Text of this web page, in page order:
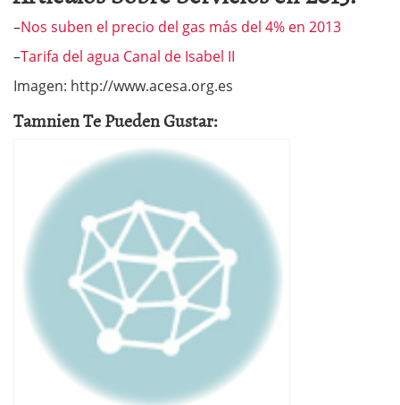
–Nos suben el precio del gas más del 4% en 2013
–Tarifa del agua Canal de Isabel II
Imagen: http://www.acesa.org.es
Tamnien Te Pueden Gustar: